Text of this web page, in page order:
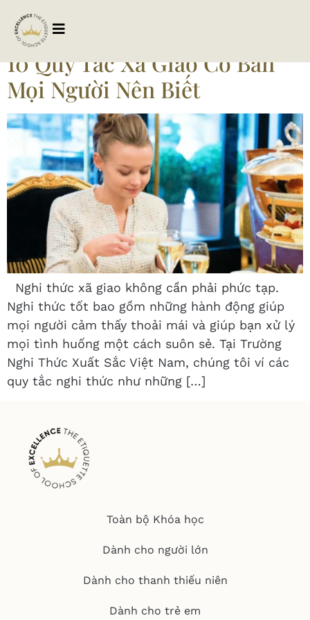
Tag:
10 Quy Tắc Xã Giao Cơ Bản
Mọi Người Nên Biết
Nghi thức xã giao không cần phải phức tạp.
Nghi thức tốt bao gồm những hành động giúp
mọi người cảm thấy thoải mái và giúp bạn xử lý
mọi tình huống một cách suôn sẻ. Tại Trường
Nghi Thức Xuất Sắc Việt Nam, chúng tôi ví các
quy tắc nghi thức như những […]
Toàn bộ Khóa học
Dành cho người lớn
Dành cho thanh thiếu niên
Dành cho trẻ em